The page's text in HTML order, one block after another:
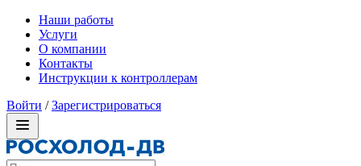
Наши работы
Услуги
О компании
Контакты
Инструкции к контроллерам
Войти /Зарегистрироваться